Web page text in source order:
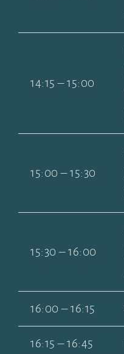
14:15 – 15:00
15:00 – 15:30
15:30 – 16:00
16:00 – 16:15
16:15 – 16:45